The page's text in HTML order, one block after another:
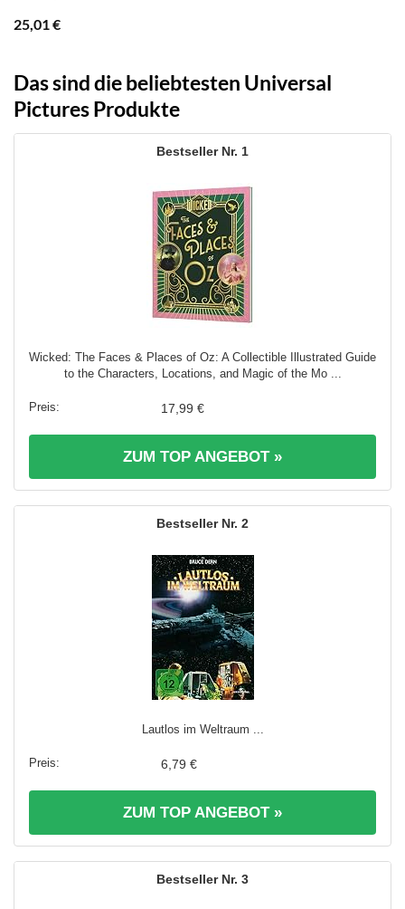
25,01€
Das sind die beliebtesten Universal
Pictures Produkte
1
Wicked: The Faces & Places of Oz: A Collectible Illustrated Guide
to the Characters, Locations, and Magic of the Mo ...
17,99 €
ZUM TOP ANGEBOT »
2
Lautlos im Weltraum ...
6,79 €
ZUM TOP ANGEBOT »
3